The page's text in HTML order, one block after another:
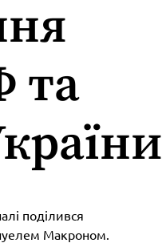
та
поділився
Макроном.